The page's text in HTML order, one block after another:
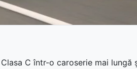
C într-o caroserie mai